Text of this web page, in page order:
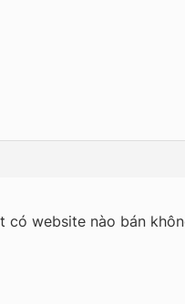
có website nào bán